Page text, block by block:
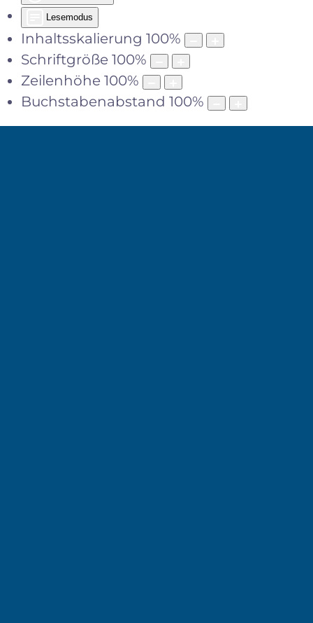
Lesemodus
Inhaltsskalierung 100%
Schriftgröße 100%
Zeilenhöhe 100%
Buchstabenabstand 100%